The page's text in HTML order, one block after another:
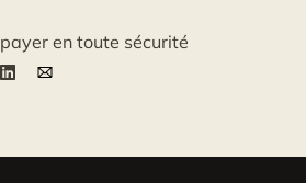
payer en toute sécurité